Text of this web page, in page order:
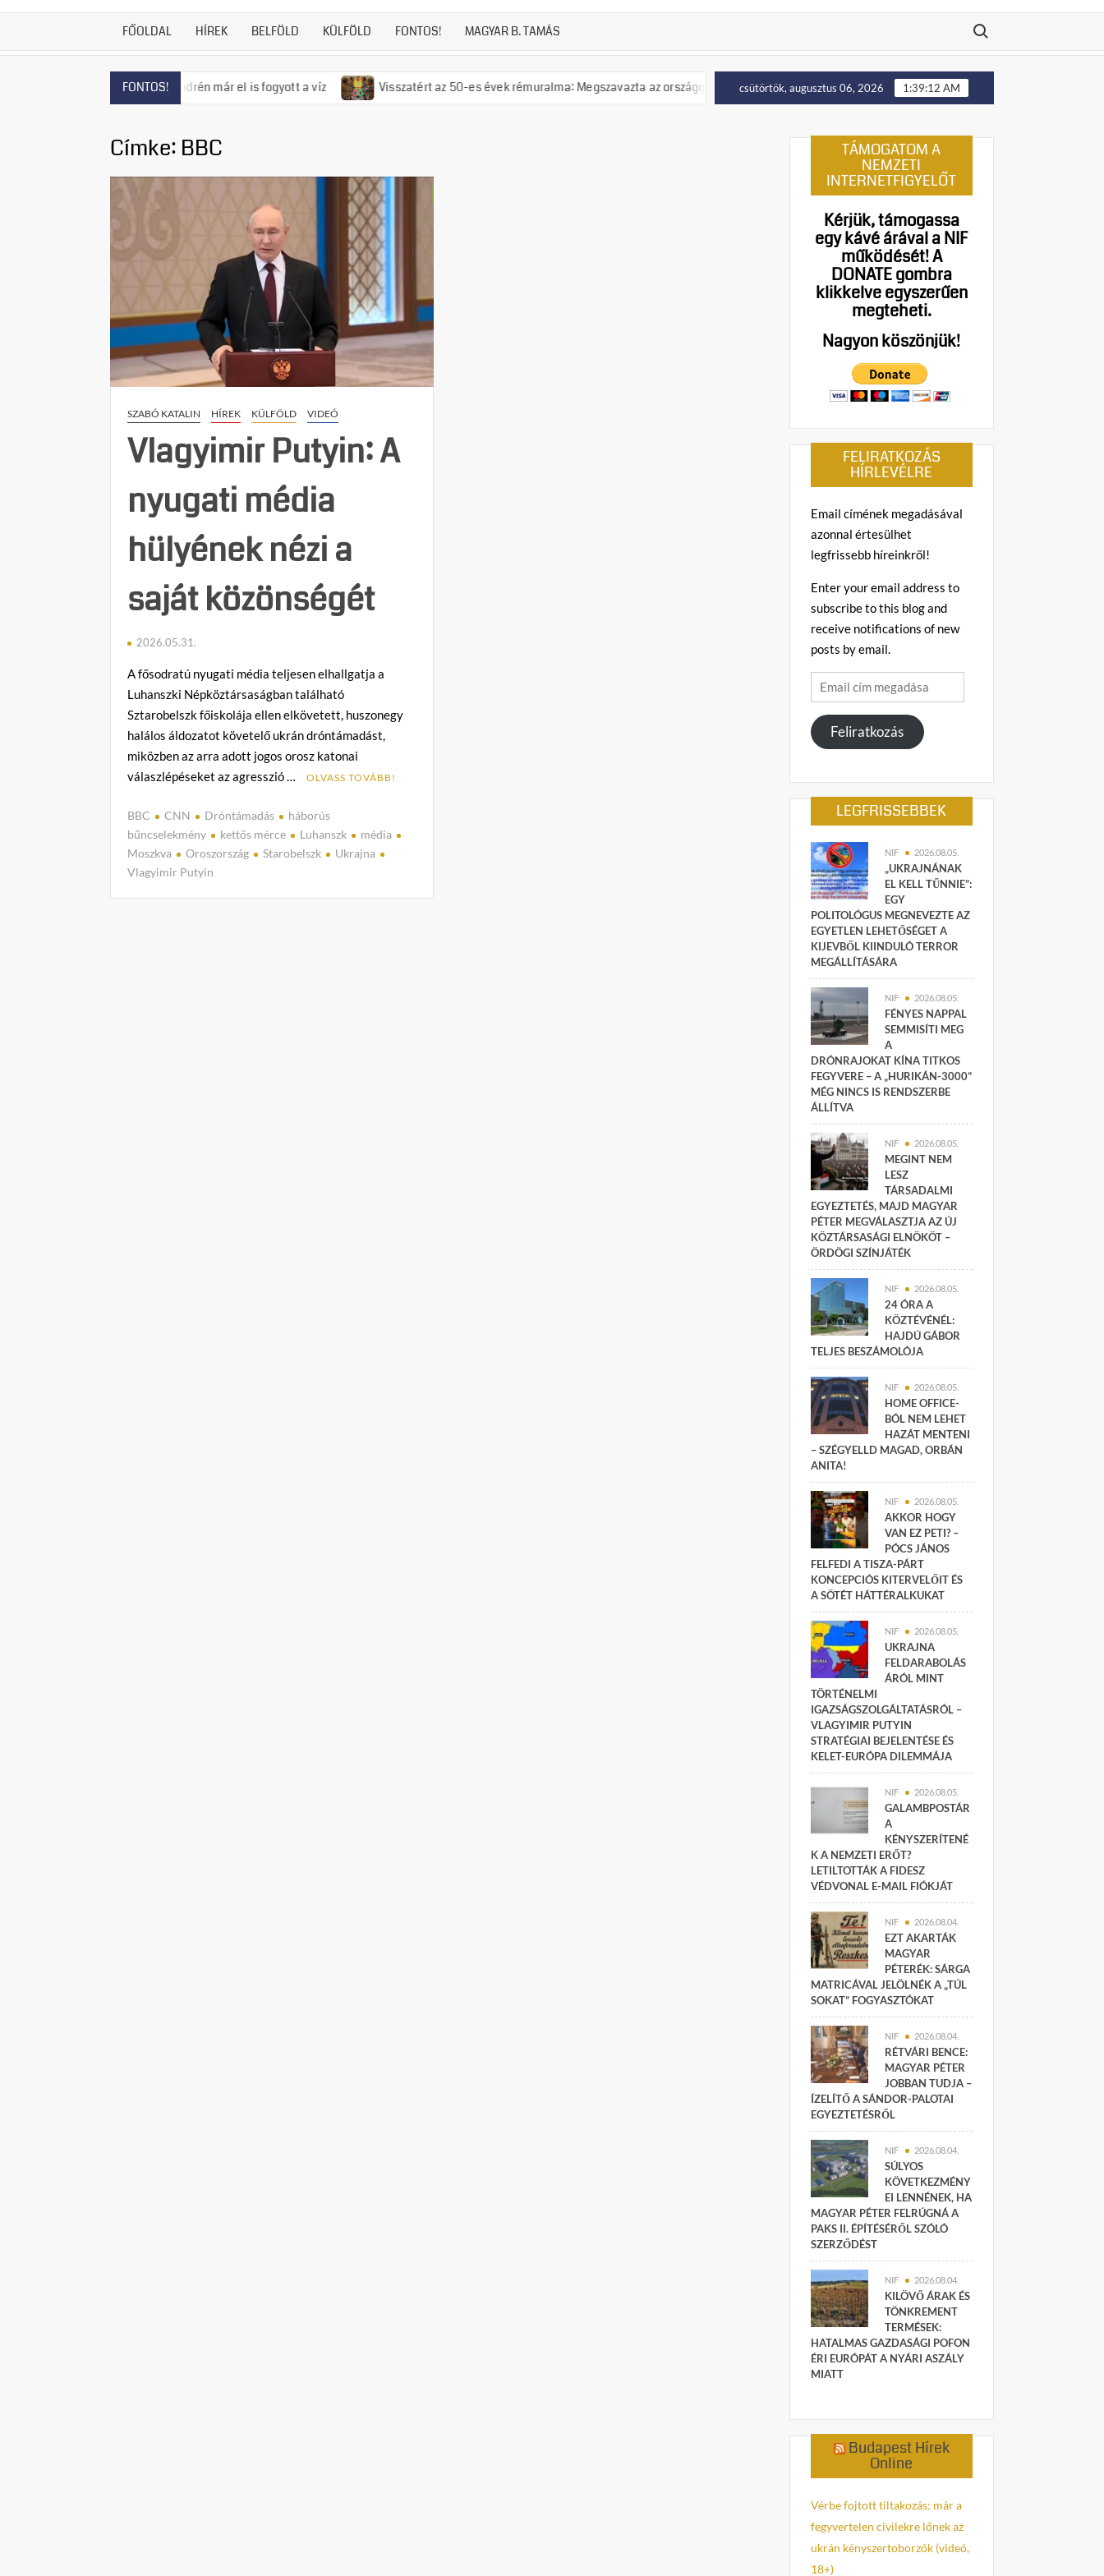
FŐOLDAL HÍREK BELFÖLD KÜLFÖLD FONTOS! MAGYAR B. TAMÁS
Search for:
FONTOS!
fenyeget, Szentendrén már el is fogyott a víz Visszatért az 50-es évek rémuralma: Megszavazta az országgyűlés a tiszás ÁVH felállítását! Putyin: Ukrajna nyugati területei előbb-
csütörtök, augusztus 06, 2026 1:39:13 AM
Címke: BBC
SZABÓ KATALIN HÍREK KÜLFÖLD VIDEÓ
Vlagyimir Putyin: A
nyugati média
hülyének nézi a
saját közönségét
2026.05.31.
A fősodratú nyugati média teljesen elhallgatja a
Luhanszki Népköztársaságban található
Sztarobelszk főiskolája ellen elkövetett, huszonegy
halálos áldozatot követelő ukrán dróntámadást,
miközben az arra adott jogos orosz katonai
válaszlépéseket az agresszió …
OLVASS TOVÁBB!
BBC CNN Dróntámadás
háborús
bűncselekmény
kettős mérce Luhanszk
média
Moszkva
Oroszország Starobelszk
Ukrajna
Vlagyimir Putyin
TÁMOGATOM A
NEMZETI
INTERNETFIGYELŐT
Kérjük, támogassa
egy kávé árával a NIF
működését!A
DONATE gombra
klikkelve egyszerűen
megteheti.
Nagyon köszönjük!
FELIRATKOZÁS
HÍRLEVÉLRE
Email címének megadásával
azonnal értesülhet
legfrissebb híreinkről!
Enter your email address to
subscribe to this blog and
receive notifications of new
posts by email.
Email
cím
megadása
Feliratkozás
LEGFRISSEBBEK
NIF 2026.08.05.
„UKRAJNÁNAK
EL KELL TŰNNIE”:
EGY
POLITOLÓGUS MEGNEVEZTE AZ
EGYETLEN LEHETŐSÉGET A
KIJEVBŐL KIINDULÓ TERROR
MEGÁLLÍTÁSÁRA
NIF 2026.08.05.
FÉNYES NAPPAL
SEMMISÍTI MEG
A
DRÓNRAJOKAT KÍNA TITKOS
FEGYVERE – A „HURIKÁN-3000”
MÉG NINCS IS RENDSZERBE
ÁLLÍTVA
NIF 2026.08.05.
MEGINT NEM
LESZ
TÁRSADALMI
EGYEZTETÉS, MAJD MAGYAR
PÉTER MEGVÁLASZTJA AZ ÚJ
KÖZTÁRSASÁGI ELNÖKÖT –
ÖRDÖGI SZÍNJÁTÉK
NIF 2026.08.05.
24 ÓRA A
KÖZTÉVÉNÉL:
HAJDÚ GÁBOR
TELJES BESZÁMOLÓJA
NIF 2026.08.05.
HOME OFFICE-
BÓL NEM LEHET
HAZÁT MENTENI
– SZÉGYELLD MAGAD, ORBÁN
ANITA!
NIF 2026.08.05.
AKKOR HOGY
VAN EZ PETI? –
PÓCS JÁNOS
FELFEDI A TISZA-PÁRT
KONCEPCIÓS KITERVELŐIT ÉS
A SÖTÉT HÁTTÉRALKUKAT
NIF 2026.08.05.
UKRAJNA
FELDARABOLÁS
ÁRÓL MINT
TÖRTÉNELMI
IGAZSÁGSZOLGÁLTATÁSRÓL –
VLAGYIMIR PUTYIN
STRATÉGIAI BEJELENTÉSE ÉS
KELET-EURÓPA DILEMMÁJA
NIF 2026.08.05.
GALAMBPOSTÁR
A
KÉNYSZERÍTENÉ
K A NEMZETI ERŐT?
LETILTOTTÁK A FIDESZ
VÉDVONAL E-MAIL FIÓKJÁT
NIF 2026.08.04.
EZT AKARTÁK
MAGYAR
PÉTERÉK: SÁRGA
MATRICÁVAL JELÖLNÉK A „TÚL
SOKAT” FOGYASZTÓKAT
NIF 2026.08.04.
RÉTVÁRI BENCE:
MAGYAR PÉTER
JOBBAN TUDJA –
ÍZELÍTŐ A SÁNDOR-PALOTAI
EGYEZTETÉSRŐL
NIF 2026.08.04.
SÚLYOS
KÖVETKEZMÉNY
EI LENNÉNEK, HA
MAGYAR PÉTER FELRÚGNÁ A
PAKS II. ÉPÍTÉSÉRŐL SZÓLÓ
SZERZŐDÉST
NIF 2026.08.04.
KILÖVŐ ÁRAK ÉS
TÖNKREMENT
TERMÉSEK:
HATALMAS GAZDASÁGI POFON
ÉRI EURÓPÁT A NYÁRI ASZÁLY
MIATT
Budapest Hírek
Online
Vérbe fojtott tiltakozás: már a
fegyvertelen civilekre lőnek az
ukrán kényszertoborzók (videó,
18+)